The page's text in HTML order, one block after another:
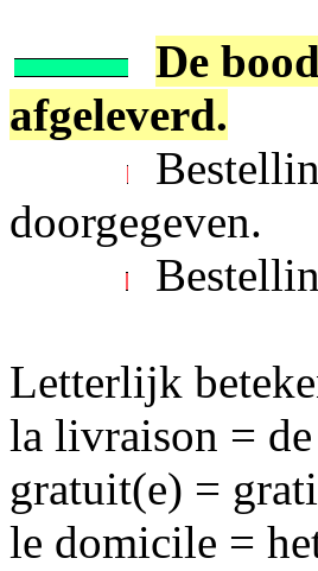
De
afgeleverd.
doorgegeven.
Letterlijk
la livraison =
gratuit(e) =
le domicile =